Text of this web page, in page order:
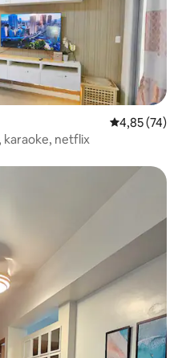
4,85 av 5 i
4,85 (74)
karaoke, netflix